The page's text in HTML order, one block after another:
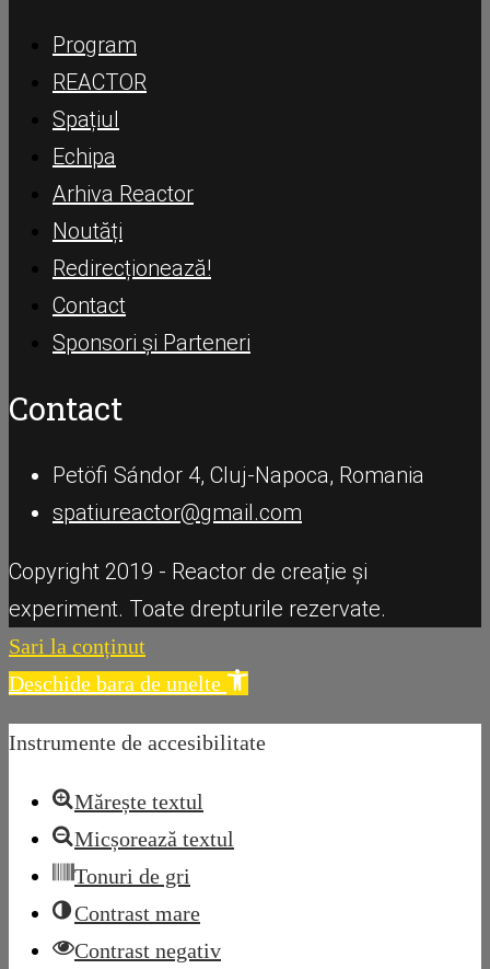
Program
REACTOR
Spațiul
Echipa
Arhiva Reactor
Noutăți
Redirecționează!
Contact
Sponsori și Parteneri
Contact
Petöfi Sándor 4, Cluj-Napoca, Romania
spatiureactor@gmail.com
Copyright 2019 - Reactor de creație și
experiment. Toate drepturile rezervate.
Sari la conținut
Deschide bara de unelte
Instrumente de accesibilitate
Mărește textul
Micșorează textul
Tonuri de gri
Contrast mare
Contrast negativ